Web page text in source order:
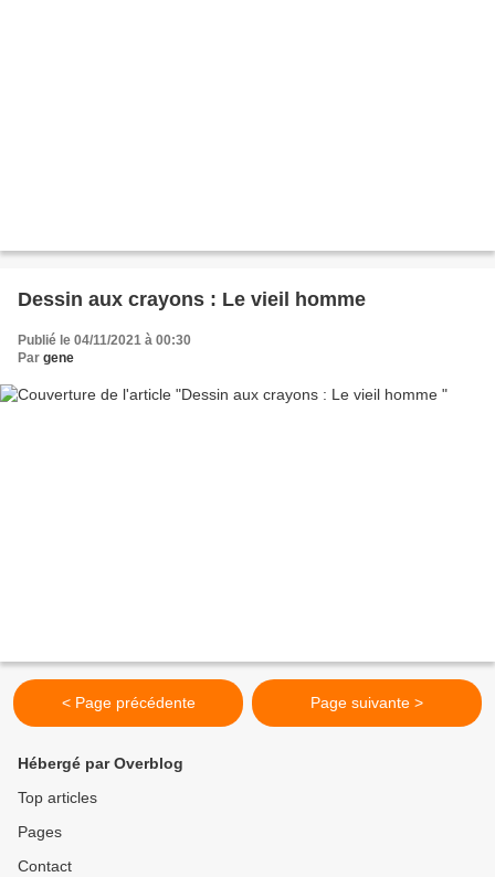
Dessin aux crayons : Le vieil homme
Publié le 04/11/2021 à 00:30
Par gene
< Page précédente Page suivante >
Hébergé par Overblog
Top articles
Pages
Contact